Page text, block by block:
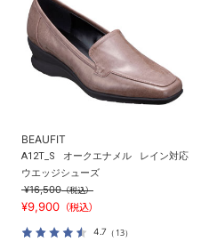
BEAUFIT
A12T_S オークエナメル
レイン対応
ウエッジシューズ
¥16,500（税込）
¥9,900 （税込）
4.7 （13）